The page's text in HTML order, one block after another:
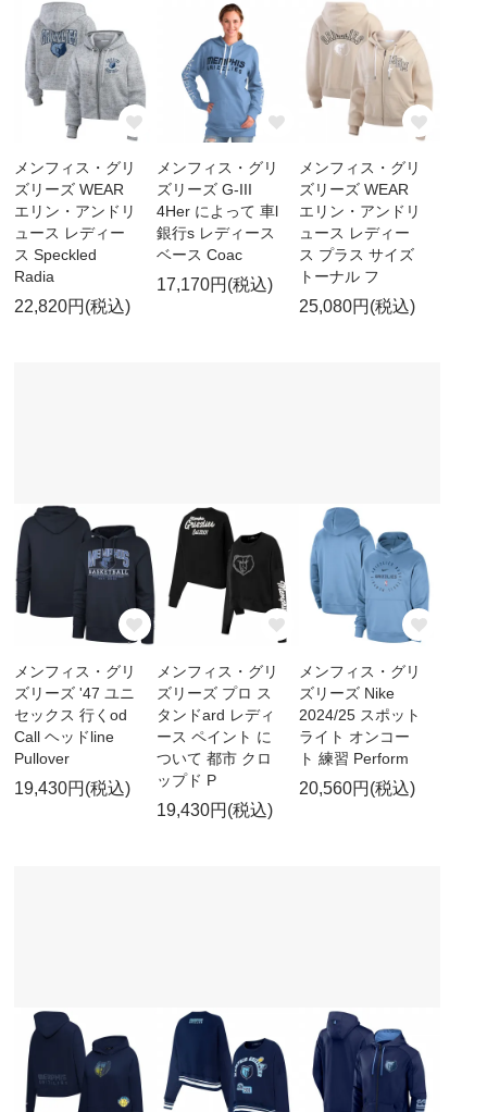
メンフィス・グリ
ズリーズ WEAR
エリン・アンドリ
ュース レディー
ス Speckled
Radia
22,820円(税込)
メンフィス・グリ
ズリーズ G-III
4Her によって 車l
銀行s レディース
ベース Coac
17,170円(税込)
メンフィス・グリ
ズリーズ WEAR
エリン・アンドリ
ュース レディー
ス プラス サイズ
トーナル フ
25,080円(税込)
メンフィス・グリ
ズリーズ '47 ユニ
セックス 行くod
Call ヘッドline
Pullover
19,430円(税込)
メンフィス・グリ
ズリーズ プロ ス
タンドard レディ
ース ペイント に
ついて 都市 クロ
ップド P
19,430円(税込)
メンフィス・グリ
ズリーズ Nike
2024/25 スポット
ライト オンコー
ト 練習 Perform
20,560円(税込)